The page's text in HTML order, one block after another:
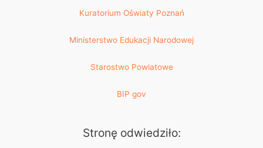
Kuratorium Oświaty Poznań
Ministerstwo Edukacji Narodowej
Starostwo Powiatowe
BIP gov
Stronę odwiedziło: